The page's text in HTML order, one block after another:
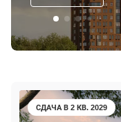
СДАЧА В 2 КВ. 2029